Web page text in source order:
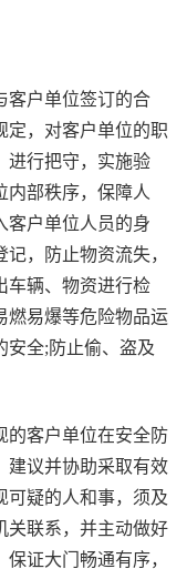
客户单位签订的合
定，对客户单位的职
进行把守，实施验
内部秩序，保障人
客户单位人员的身
，防止物资流失，
车辆、物资进行检
燃易爆等危险物品运
安全;防止偷、盗及
的客户单位在安全防
建议并协助采取有效
可疑的人和事，须及
关联系，并主动做好
证大门畅通有序，